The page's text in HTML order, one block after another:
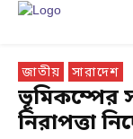
জাতীয় সারাদেশ
ভূমিকম্পের
নিরাপত্তা